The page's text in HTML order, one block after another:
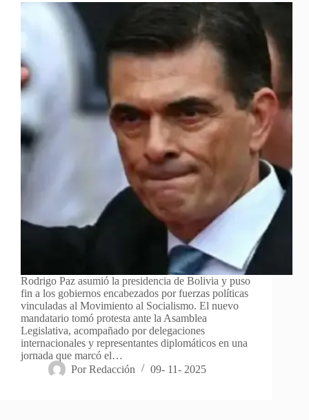
Rodrigo Paz asumió la presidencia de Bolivia y puso
fin a los gobiernos encabezados por fuerzas políticas
vinculadas al Movimiento al Socialismo. El nuevo
mandatario tomó protesta ante la Asamblea
Legislativa, acompañado por delegaciones
internacionales y representantes diplomáticos en una
jornada que marcó el…
Por Redacción 09- 11- 2025